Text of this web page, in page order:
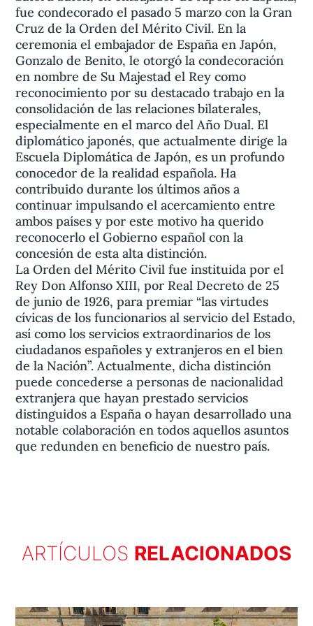
fue condecorado el pasado 5 marzo con la Gran
Cruz de la Orden del Mérito Civil. En la
ceremonia el embajador de España en Japón,
Gonzalo de Benito, le otorgó la condecoración
en nombre de Su Majestad el Rey como
reconocimiento por su destacado trabajo en la
consolidación de las relaciones bilaterales,
especialmente en el marco del Año Dual. El
diplomático japonés, que actualmente dirige la
Escuela Diplomática de Japón, es un profundo
conocedor de la realidad española. Ha
contribuido durante los últimos años a
continuar impulsando el acercamiento entre
ambos países y por este motivo ha querido
reconocerlo el Gobierno español con la
concesión de esta alta distinción.
La Orden del Mérito Civil fue instituida por el
Rey Don Alfonso XIII, por Real Decreto de 25
de junio de 1926, para premiar “las virtudes
cívicas de los funcionarios al servicio del Estado,
así como los servicios extraordinarios de los
ciudadanos españoles y extranjeros en el bien
de la Nación”. Actualmente, dicha distinción
puede concederse a personas de nacionalidad
extranjera que hayan prestado servicios
distinguidos a España o hayan desarrollado una
notable colaboración en todos aquellos asuntos
que redunden en beneficio de nuestro país.
ARTÍCULOS RELACIONADOS